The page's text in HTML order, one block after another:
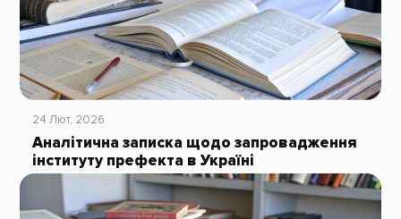
24 Лют, 2026
Аналітична записка щодо запровадження
інституту префекта в Україні